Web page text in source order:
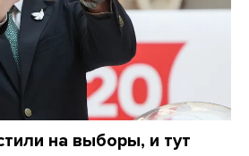
на выборы, и тут